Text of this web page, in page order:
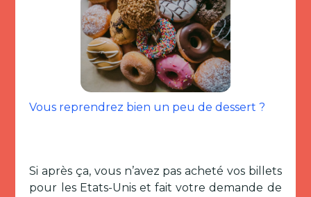
Vous reprendrez bien un peu de dessert ?
Si après ça, vous n’avez pas acheté vos billets
pour les Etats-Unis et fait votre demande de